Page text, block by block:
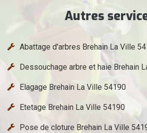
Autres
Abattage d'arbres Brehain La Ville
Dessouchage arbre et haie Brehain
Elagage Brehain La Ville 54190
Etetage Brehain La Ville 54190
Pose de cloture Brehain La Ville